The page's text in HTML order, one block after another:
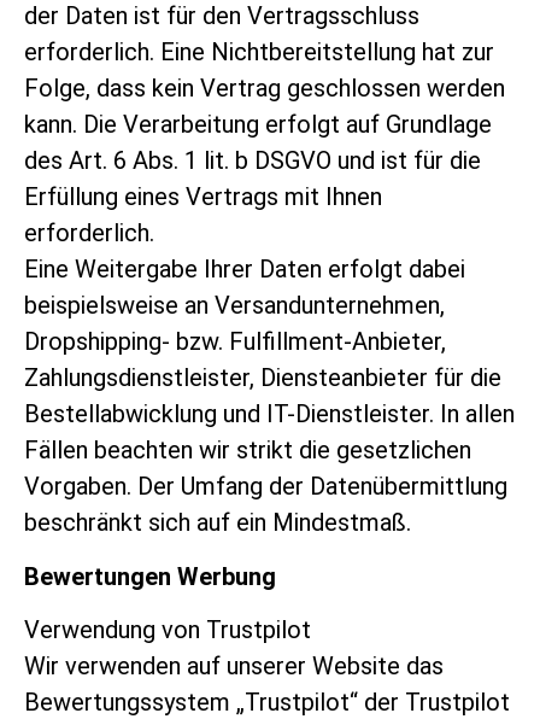
der Daten ist für den Vertragsschluss
erforderlich. Eine Nichtbereitstellung hat zur
Folge, dass kein Vertrag geschlossen werden
kann. Die Verarbeitung erfolgt auf Grundlage
des Art. 6 Abs. 1 lit. b DSGVO und ist für die
Erfüllung eines Vertrags mit Ihnen
erforderlich.
Eine Weitergabe Ihrer Daten erfolgt dabei
beispielsweise an Versandunternehmen,
Dropshipping- bzw. Fulfillment-Anbieter,
Zahlungsdienstleister, Diensteanbieter für die
Bestellabwicklung und IT-Dienstleister. In allen
Fällen beachten wir strikt die gesetzlichen
Vorgaben. Der Umfang der Datenübermittlung
beschränkt sich auf ein Mindestmaß.
Bewertungen Werbung
Verwendung von Trustpilot
Wir verwenden auf unserer Website das
Bewertungssystem „Trustpilot“ der Trustpilot